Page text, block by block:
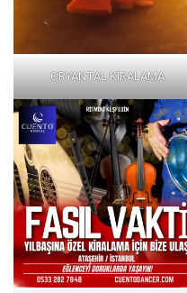
ORYANTAL KİRALAMA